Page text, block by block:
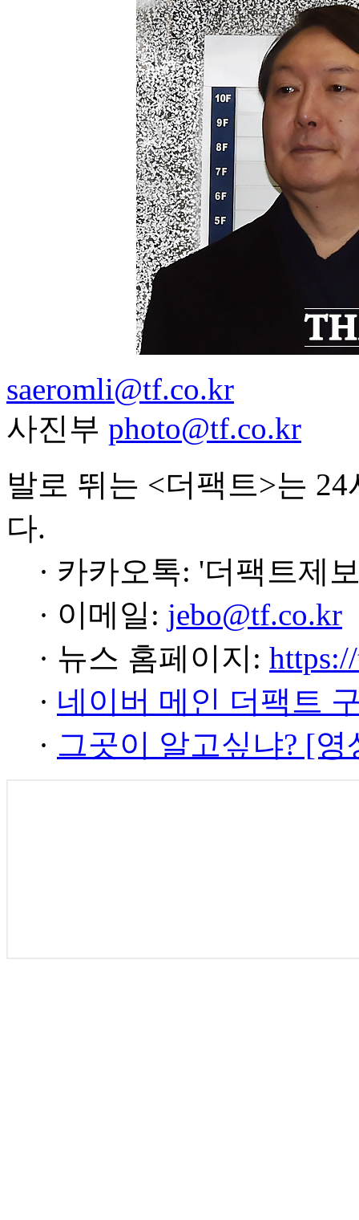
saeromli@tf.co.kr
사진부 photo@tf.co.kr
발로 뛰는 <더팩트>는
다.
· 카카오톡: '더팩트제
· 이메일: jebo@tf.co.kr
· 뉴스 홈페이지:
· 네이버 메인 더팩트
· 그곳이 알고싶냐? [